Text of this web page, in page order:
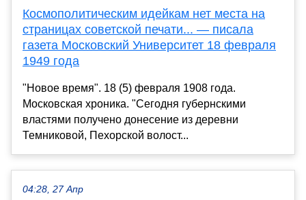
Космополитическим идейкам нет места на
страницах советской печати... — писала
газета Московский Университет 18 февраля
1949 года
"Новое время". 18 (5) февраля 1908 года.
Московская хроника. "Сегодня губернскими
властями получено донесение из деревни
Темниковой, Пехорской волост...
04:28, 27 Апр